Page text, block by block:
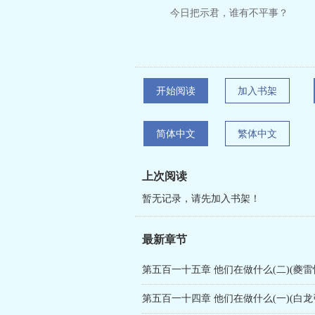
今日把示君，谁有不平事？
开始阅读 加入书架
简体中文 繁体中文
上次阅读
暂无记录，请先加入书架！
最新章节
第五百一十五章 他们在做什么(二)(夔雷
第五百一十四章 他们在做什么(一)(白龙